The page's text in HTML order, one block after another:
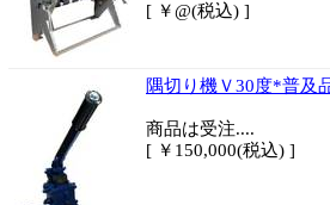
[ ￥@(税込) ]
隅切り機Ｖ30度*普及
商品は受注....
[ ￥150,000(税込) ]